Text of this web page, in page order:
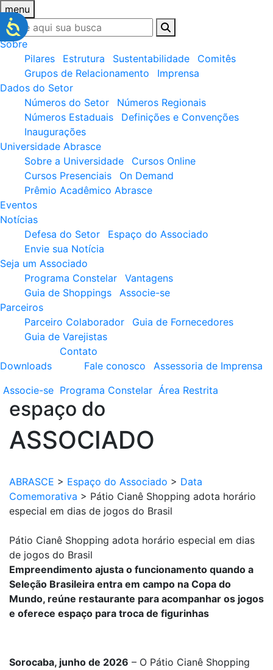
menu
Sobre
Pilares
Estrutura Sustentabilidade
Comitês
Grupos de Relacionamento
Imprensa
Dados do Setor
Números do Setor
Números Regionais
Números Estaduais
Definições e Convenções
Inaugurações
Universidade Abrasce
Sobre a Universidade
Cursos Online
Cursos Presenciais
On Demand
Prêmio Acadêmico Abrasce
Eventos
Notícias
Defesa do Setor
Espaço do Associado
Envie sua Notícia
Seja um Associado
Programa Constelar
Vantagens
Guia de Shoppings
Associe-se
Parceiros
Parceiro Colaborador
Guia de Fornecedores
Guia de Varejistas
Downloads
Contato
Fale conosco
Assessoria de Imprensa
Associe-se Programa Constelar Área Restrita
espaço do
ASSOCIADO
ABRASCE > Espaço do Associado > Data
Comemorativa > Pátio Cianê Shopping adota horário
especial em dias de jogos do Brasil
Pátio Cianê Shopping adota horário especial em dias
de jogos do Brasil
Empreendimento ajusta o funcionamento quando a
Seleção Brasileira entra em campo na Copa do
Mundo, reúne restaurante para acompanhar os jogos
e oferece espaço para troca de figurinhas
Sorocaba, junho de 2026 – O Pátio Cianê Shopping